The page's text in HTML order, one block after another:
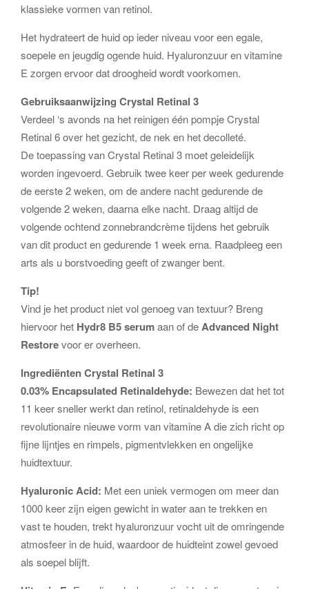
klassieke vormen van retinol.
Het hydrateert de huid op ieder niveau voor een egale,
soepele en jeugdig ogende huid. Hyaluronzuur en vitamine
E zorgen ervoor dat droogheid wordt voorkomen.
Gebruiksaanwijzing Crystal Retinal 3
Verdeel ‘s avonds na het reinigen één pompje Crystal
Retinal 6 over het gezicht, de nek en het decolleté.
De toepassing van Crystal Retinal 3 moet geleidelijk
worden ingevoerd. Gebruik twee keer per week gedurende
de eerste 2 weken, om de andere nacht gedurende de
volgende 2 weken, daarna elke nacht. Draag altijd de
volgende ochtend zonnebrandcrème tijdens het gebruik
van dit product en gedurende 1 week erna. Raadpleeg een
arts als u borstvoeding geeft of zwanger bent.
Tip!
Vind je het product niet vol genoeg van textuur? Breng
hiervoor het Hydr8 B5 serumaan of deAdvanced Night
Restorevoor er overheen.
Ingrediënten Crystal Retinal 3
0.03% Encapsulated Retinaldehyde: Bewezen dat het tot
11 keer sneller werkt dan retinol, retinaldehyde is een
revolutionaire nieuwe vorm van vitamine A die zich richt op
fijne lijntjes en rimpels, pigmentvlekken en ongelijke
huidtextuur.
Hyaluronic Acid: Met een uniek vermogen om meer dan
1000 keer zijn eigen gewicht in water aan te trekken en
vast te houden, trekt hyaluronzuur vocht uit de omringende
atmosfeer in de huid, waardoor de huidteint zowel gevoed
als soepel blijft.